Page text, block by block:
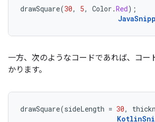
drawSquare(30, 5, Color .Red);
一方、次のようなコードであれば、コー
かります。
drawSquare(sideLength = 30,